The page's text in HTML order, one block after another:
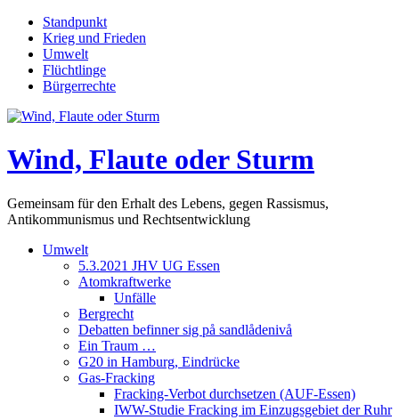
Skip
content
Standpunkt
Krieg und Frieden
Umwelt
Flüchtlinge
Bürgerrechte
Wind, Flaute oder Sturm
Gemeinsam für den Erhalt des Lebens, gegen Rassismus,
Antikommunismus und Rechtsentwicklung
Umwelt
5.3.2021 JHV UG Essen
Atomkraftwerke
Unfälle
Bergrecht
Debatten befinner sig på sandlådenivå
Ein Traum …
G20 in Hamburg, Eindrücke
Gas-Fracking
Fracking-Verbot durchsetzen (AUF-Essen)
IWW-Studie Fracking im Einzugsgebiet der Ruhr